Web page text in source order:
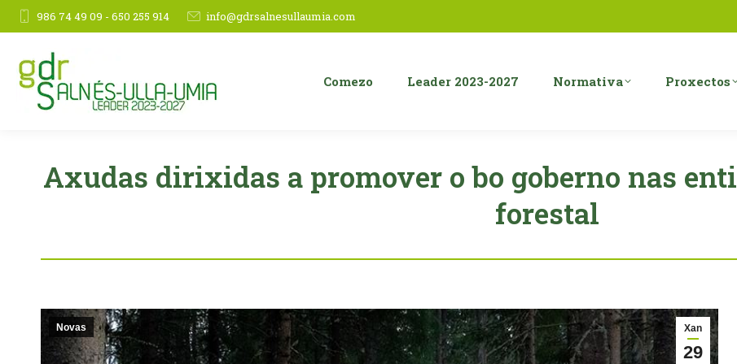
986 74 49 09 - 650 255 914 info@gdrsalnesullaumia.com
Comezo Leader 2023-2027 Normativa Proxectos
Axudas dirixidas a promover o bo goberno nas
forestal
Xan
29
Novas